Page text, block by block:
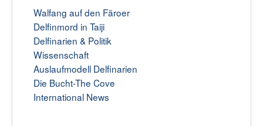
Walfang auf den Färoer
Delfinmord in Taiji
Delfinarien & Politik
Wissenschaft
Auslaufmodell Delfinarien
Die Bucht-The Cove
International News